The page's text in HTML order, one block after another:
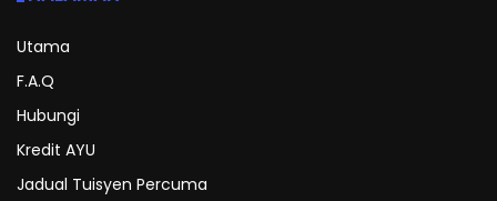
Utama
F.A.Q
Hubungi
Kredit AYU
Jadual Tuisyen Percuma